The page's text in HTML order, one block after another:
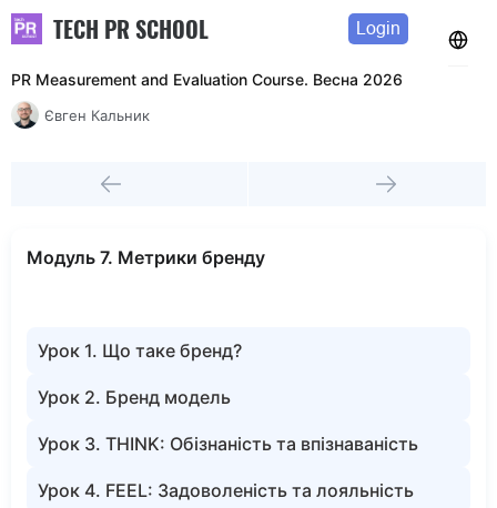
TECH PR SCHOOL Login
PR Measurement and Evaluation Course. Весна 2026
Євген Кальник
Модуль 7. Метрики бренду
Урок 1. Що таке бренд?
Урок 2. Бренд модель
Урок 3. THINK: Обізнаність та впізнаваність
Урок 4. FEEL: Задоволеність та лояльність